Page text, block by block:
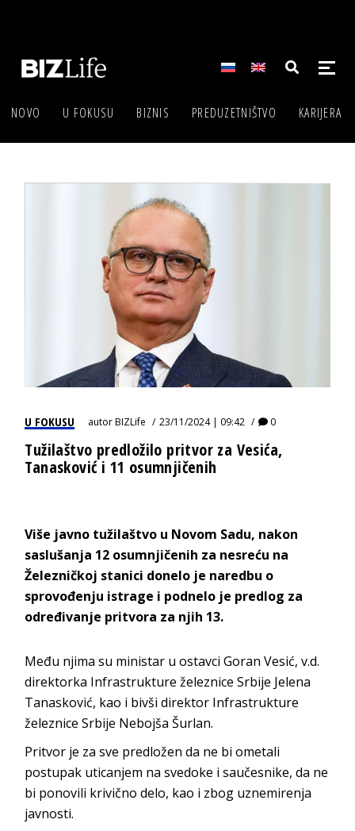
NOVO U FOKUSU BIZNIS PREDUZETNIŠTVO KARIJERA
U FOKUSU autorBIZLife 23/11/2024 | 09:42 0
Tužilaštvo predložilo pritvor za Vesića,
Tanasković i 11 osumnjičenih
Više javno tužilaštvo u Novom Sadu, nakon
saslušanja 12 osumnjičenih za nesreću na
Železničkoj stanici donelo je naredbu o
sprovođenju istrage i podnelo je predlog za
određivanje pritvora za njih 13.
Među njima su ministar u ostavci Goran Vesić, v.d.
direktorka Infrastrukture železnice Srbije Jelena
Tanasković, kao i bivši direktor Infrastrukture
železnice Srbije Nebojša Šurlan.
Pritvor je za sve predložen da ne bi ometali
postupak uticanjem na svedoke i saučesnike, da ne
bi ponovili krivično delo, kao i zbog uznemirenja
javnosti.